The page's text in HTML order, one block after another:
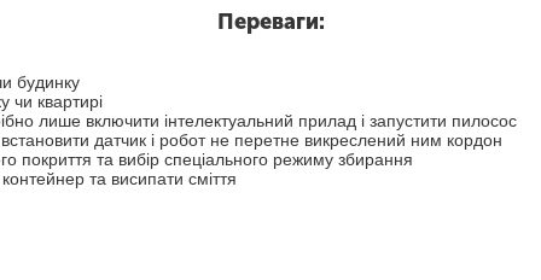
без Вашої допомоги. Все, що потрібно для початку роботи, це
під будь-яке покриття для підлоги, будь то кахельна
датчик у потрібному місці і пилосос не перетне межу
що Вам потрібно зробити, це висипати сміття з контейнера-пилу
Переваги:
будинку
чи квартирі
лише включити інтелектуальний прилад і запустити пилосос
датчик і робот не перетне викреслений ним кордон
покриття та вибір спеціального режиму збирання
та висипати сміття